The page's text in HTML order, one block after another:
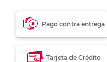
Pago contra entrega
Tarjeta de Crédito